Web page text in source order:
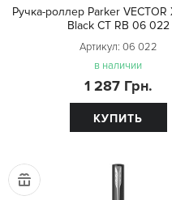
Ручка-роллер Parker VECTOR
Black CT RB 06 022
Артикул: 06 022
в наличии
1 287 Грн.
КУПИТЬ